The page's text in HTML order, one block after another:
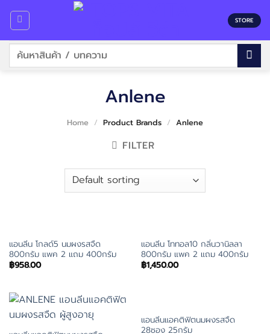
content
STORE
Search
Anlene
Home / Product Brands / Anlene
FILTER
แอนลีน โกลด์5 นมผงรสจืด
800กรัม แพค 2 แถม 400กรัม
฿958.00
แอนลีน โททอล10 กลิ่นวานิลลา
800กรัม แพค 2 แถม 400กรัม
฿1,450.00
แอนลีนแอคติฟิตนมผงรสจืด
28ซอง 25กรัม